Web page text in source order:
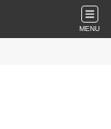
MENU